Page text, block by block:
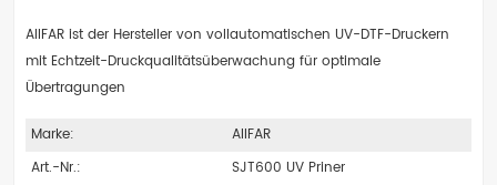
AIIFAR ist der Hersteller von vollautomatischen UV-DTF-Druckern
mit Echtzeit-Druckqualitätsüberwachung für optimale
Übertragungen
Marke:
AIIFAR
Art.-Nr.:
SJT600 UV Priner